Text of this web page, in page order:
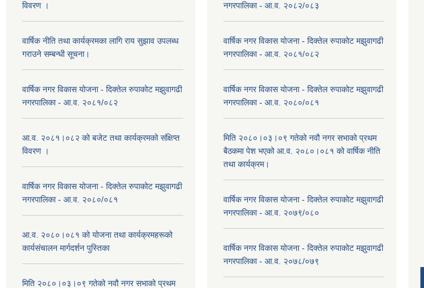
विवरण ।
वार्षिक नीति तथा कार्यक्रमका लागि राय सुझाव उपलब्ध
गराउने सम्बन्धी सूचना।
वार्षिक नगर विकास योजना - दिक्तेल रुपाकोट मझुवागढी
नगरपालिका - आ.व. २०८१/०८२
आ.व. २०८१।०८२ को बजेट तथा कार्यक्रमको संक्षिप्त
विवरण ।
वार्षिक नगर विकास योजना - दिक्तेल रुपाकोट मझुवागढी
नगरपालिका - आ.व. २०८०/०८१
आ.व. २०८०।०८१ को योजना तथा कार्यक्रमहरूको
कार्यसंचालन मार्गदर्शन पुस्तिका
मिति २०८०।०३।०९ गतेको नवौ नगर सभाको प्रथम
नगरपालिका - आ.व. २०८२/०८३
वार्षिक नगर विकास योजना - दिक्तेल रुपाकोट मझुवागढी
नगरपालिका - आ.व. २०८१/०८२
वार्षिक नगर विकास योजना - दिक्तेल रुपाकोट मझुवागढी
नगरपालिका - आ.व. २०८०/०८१
मिति २०८०।०३।०९ गतेको नवौ नगर सभाको प्रथम
बैठकमा पेश भएको आ.व. २०८०।०८१ को वार्षिक नीति
तथा कार्यक्रम।
वार्षिक नगर विकास योजना - दिक्तेल रुपाकोट मझुवागढी
नगरपालिका - आ.व. २०७९/०८०
वार्षिक नगर विकास योजना - दिक्तेल रुपाकोट मझुवागढी
नगरपालिका - आ.व. २०७८/०७९